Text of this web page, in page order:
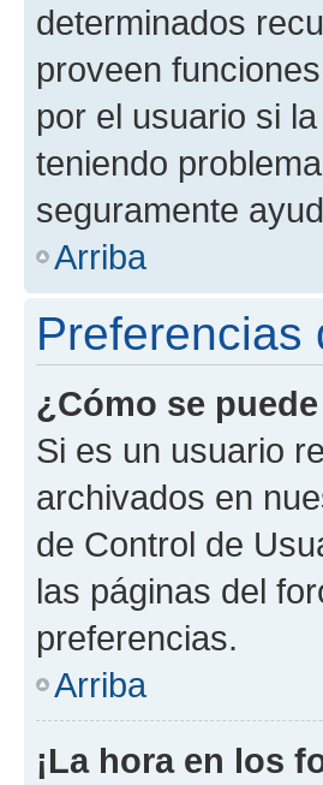
determinados
proveen
por el usuario si
teniendo
seguramente
Arriba
Preferencias
¿Cómo se
Si es un usuario
archivados en
de Control de
las páginas del
preferencias.
Arriba
¡La hora en los